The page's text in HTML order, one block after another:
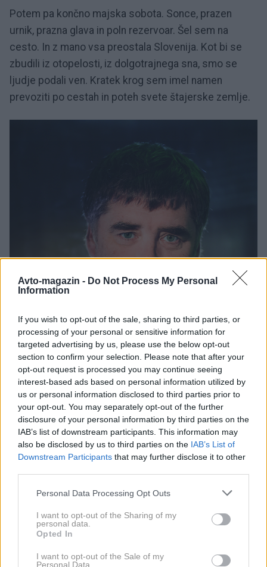
Avto-magazin - Do Not Process My Personal
Information
If you wish to opt-out of the sale, sharing to third parties, or
processing of your personal or sensitive information for
targeted advertising by us, please use the below opt-out
section to confirm your selection. Please note that after your
opt-out request is processed you may continue seeing
interest-based ads based on personal information utilized by
us or personal information disclosed to third parties prior to
your opt-out. You may separately opt-out of the further
disclosure of your personal information by third parties on the
IAB’s list of downstream participants. This information may
also be disclosed by us to third parties on the IAB’s List of
Downstream Participants that may further disclose it to other
Please note that this website/app uses one or more Google
not limited to your visit or usage behaviour. You may click to
grant or deny consent to Google and its third-party tags to
use your data for below specified purposes in below Google
consent section.
Personal Data Processing Opt Outs
I want to opt-out of the Sharing of my
personal data.
Opted In
I want to opt-out of the Sale of my
Personal Data.
Potem pa končno majska sobota. Sonce, prazen
urnik, prazna glava in poln rezervoar. Šel sem na
cesto. In z mano vsa preostala Slovenija. Kot bi se
zbudili iz otopelosti, iz dolgotrajnega sna, smo se
ljudje podali ven. Kratek krog sem imel namen
prevoziti po cestah in poteh svete štajerske zemlje.
Kakih dvesto kilometrov. Ceste so bile polne. Vsi in
vse je bilo na njih. Udeleženci moto zbora so brenčali
kot čebele, ki najdejo posebno slastno pašo, v
prikolicah vozili vrtno zemljo, s katero bodo
oplemenitili solato na vikendu. Množice so se valile
piknik placem, starši so otroke vozili na